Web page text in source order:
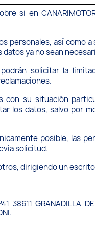
si en
personales, así como
ya no sean
solicitar la
su situación
los datos, salvo por
posible, las
solicitud.
dirigiendo un
38611